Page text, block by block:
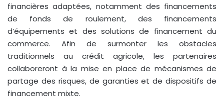
financières adaptées, notamment des financements
de fonds de roulement, des financements
d’équipements et des solutions de financement du
commerce. Afin de surmonter les obstacles
traditionnels au crédit agricole, les partenaires
collaboreront à la mise en place de mécanismes de
partage des risques, de garanties et de dispositifs de
financement mixte.